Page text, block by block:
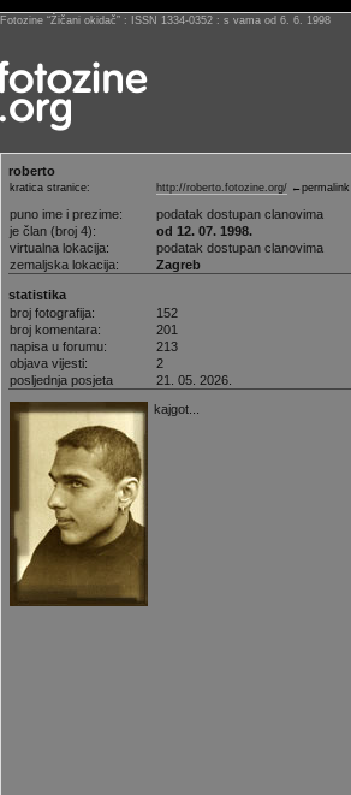
Fotozine “Žičani okidač” : ISSN 1334-0352 : s vama od 6. 6. 1998
roberto
kratica stranice: http://roberto.fotozine.org/ ←permalink
puno ime i prezime:
podatak dostupan clanovima
je član (broj 4):
od 12. 07. 1998.
virtualna lokacija:
podatak dostupan clanovima
zemaljska lokacija:
Zagreb
statistika
broj fotografija:
152
broj komentara:
201
napisa u forumu:
213
objava vijesti:
2
posljednja posjeta
21. 05. 2026.
kajgot...